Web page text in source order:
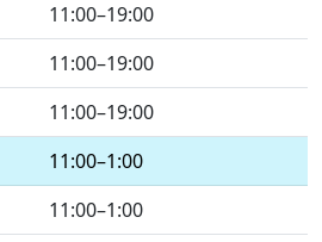
11:00–19:00
11:00–19:00
11:00–19:00
11:00–1:00
11:00–1:00